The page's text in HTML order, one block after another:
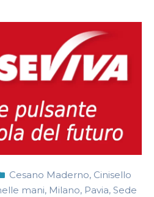
Cesano Maderno, Cinisello
mani, Milano, Pavia, Sede